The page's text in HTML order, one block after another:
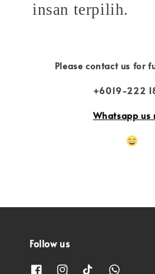
insan terpilih.
Please contact us for
+6019-222
Whatsapp us
Follow us